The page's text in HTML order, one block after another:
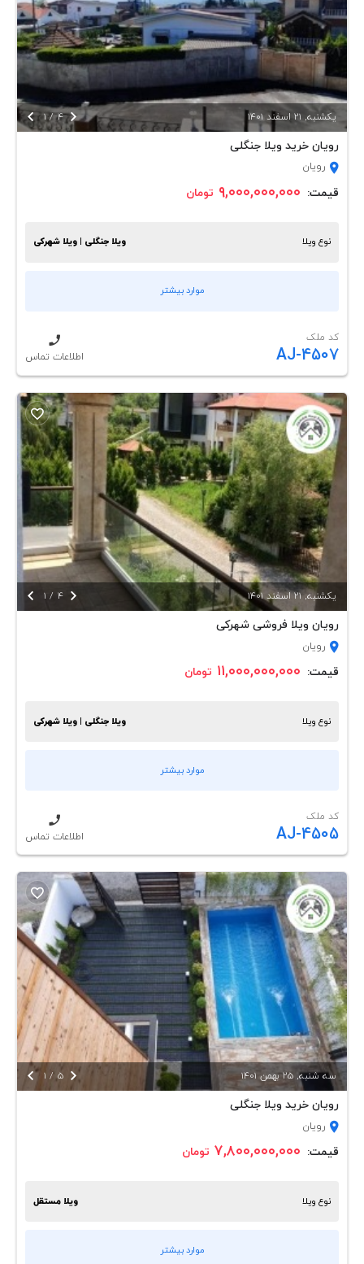
  يكشنبه, 21 اسفند 1401 4
/
1
رویان خرید ویلا جنگلی
رویان
قیمت: ۹,۰۰۰,۰۰۰,۰۰۰ تومان
ویلا جنگلی | ویلا شهرکی نوع ویلا
موارد بیشتر
کد ملک
AJ-4507 اطلاعات تماس
  يكشنبه, 21 اسفند 1401 4
/
1
رویان ویلا فروشی شهرکی
رویان
قیمت: ۱۱,۰۰۰,۰۰۰,۰۰۰ تومان
ویلا جنگلی | ویلا شهرکی نوع ویلا
موارد بیشتر
کد ملک
AJ-4505 اطلاعات تماس
  سه شنبه, 25 بهمن 1401 5
/
1
رویان خرید ویلا جنگلی
رویان
قیمت: ۷,۸۰۰,۰۰۰,۰۰۰ تومان
ویلا مستقل نوع ویلا
موارد بیشتر